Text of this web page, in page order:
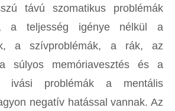
távú szomatikus problémák
a teljesség igénye nélkül a
a szívproblémák, a rák, az
súlyos memóriavesztés és a
ivási problémák a mentális
negatív hatással vannak. Az